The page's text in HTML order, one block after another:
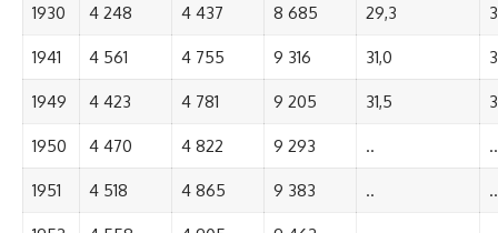
1930 4 248 4 437 8 685 29,3
1941 4 561 4 755 9 316 31,0
1949 4 423 4 781 9 205 31,5
1950 4 470 4 822 9 293 .. ..
1951 4 518 4 865 9 383 .. ..